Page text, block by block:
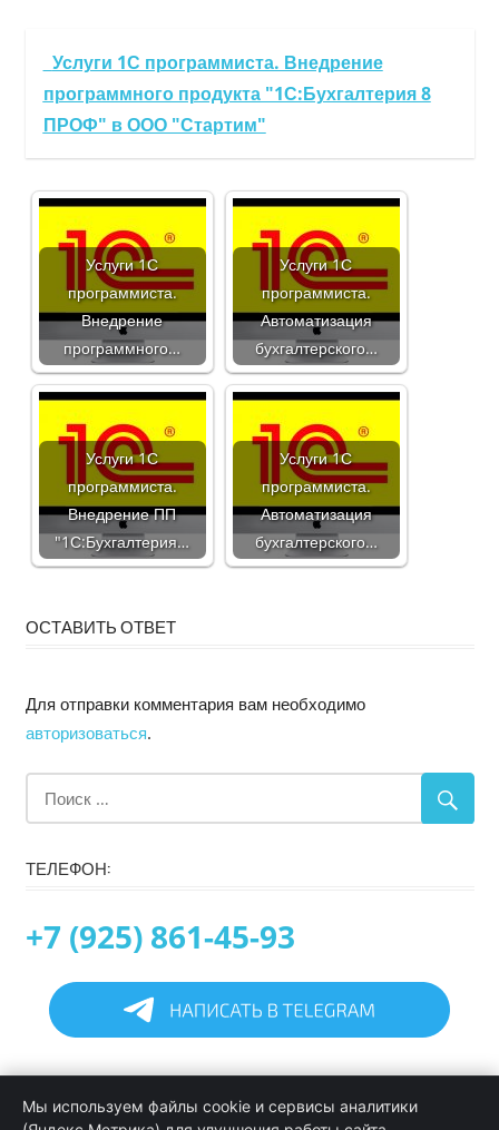
Услуги 1С программиста. Внедрение
программного продукта "1С:Бухгалтерия 8
ПРОФ" в ООО "Стартим"
Услуги 1С
программиста.
Внедрение
программного…
Услуги 1С
программиста.
Автоматизация
бухгалтерского…
Услуги 1С
программиста.
Внедрение ПП
"1С:Бухгалтерия…
Услуги 1С
программиста.
Автоматизация
бухгалтерского…
ОСТАВИТЬ ОТВЕТ
Для отправки комментария вам необходимо
авторизоваться.
ТЕЛЕФОН:
+7 (925) 861-45-93
Информация
Мы используем файлы cookie и сервисы аналитики